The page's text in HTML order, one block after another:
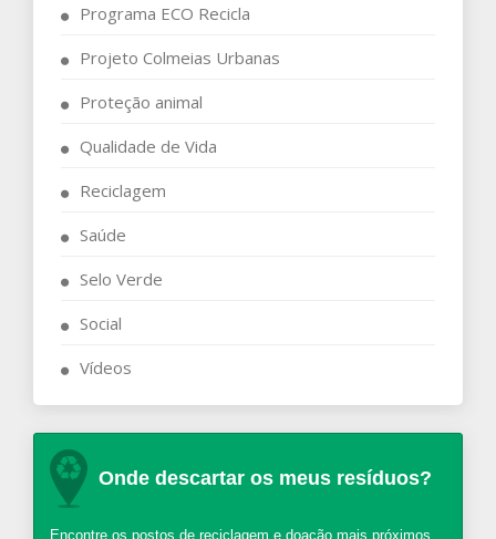
Programa ECO Recicla
Projeto Colmeias Urbanas
Proteção animal
Qualidade de Vida
Reciclagem
Saúde
Selo Verde
Social
Vídeos